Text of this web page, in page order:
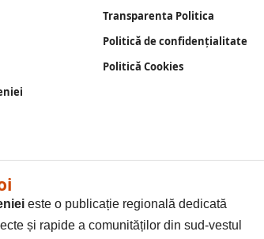
Transparenta Politica
Politică de confidențialitate
Politică Cookies
este o publicație regională dedicată
și rapide a comunităților din sud-vestul